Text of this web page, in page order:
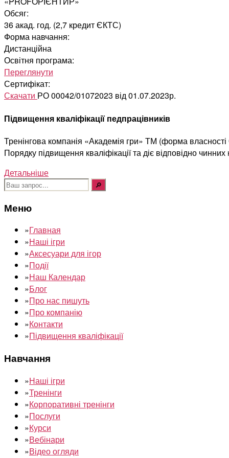
Обсяг:
36 акад. год. (2,7 кредит ЄКТС)
Форма навчання:
Дистанційна
Освітня програма:
Переглянути
Сертифікат:
Скачати РО 00042/01072023 від 01.07.2023р.
Підвищення кваліфікації педпрацівників
Тренінгова компанія «Академія гри» ТМ (форма
Порядку підвищення кваліфікації та діє відповідно
Детальніше
Шукати:
Меню
»Главная
»Наші ігри
»Аксесуари для ігор
»Події
»Наш Календар
»Блог
»Про нас пишуть
»Про компанію
»Контакти
»Підвищення кваліфікації
Навчання
»Наші ігри
»Тренінги
»Корпоративні тренінги
»Послуги
»Курси
»Вебінари
»Відео огляди